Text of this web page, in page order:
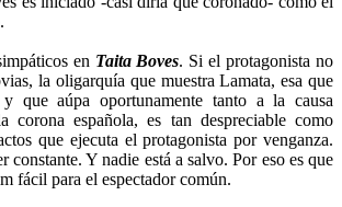
en Taita Boves. Si el protagonista no
la oligarquía que muestra Lamata, esa que
que aúpa oportunamente tanto a la causa
corona española, es tan despreciable como
que ejecuta el protagonista por venganza.
constante. Y nadie está a salvo. Por eso es que
fácil para el espectador común.